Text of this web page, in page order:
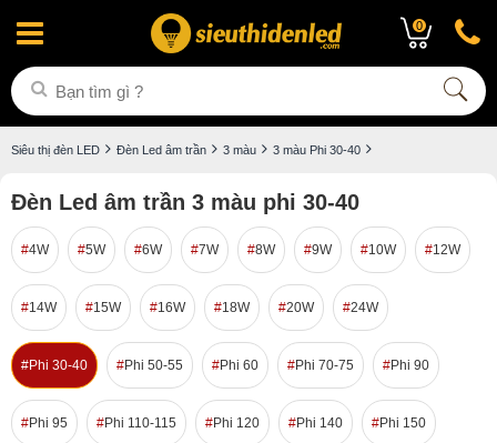
0
Siêu thị đèn LED Đèn Led âm trần 3 màu 3 màu Phi 30-40
Đèn Led âm trần 3 màu phi 30-40
4W 5W 6W 7W 8W 9W 10W 12W
14W 15W 16W 18W 20W 24W
Phi 30-40 Phi 50-55 Phi 60 Phi 70-75 Phi 90
Phi 95 Phi 110-115 Phi 120 Phi 140 Phi 150